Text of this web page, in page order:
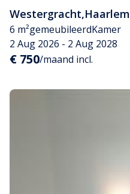
Westergracht,Haarlem
6 m²gemeubileerdKamer
2 Aug 2026 - 2 Aug 2028
€ 750/maand incl.